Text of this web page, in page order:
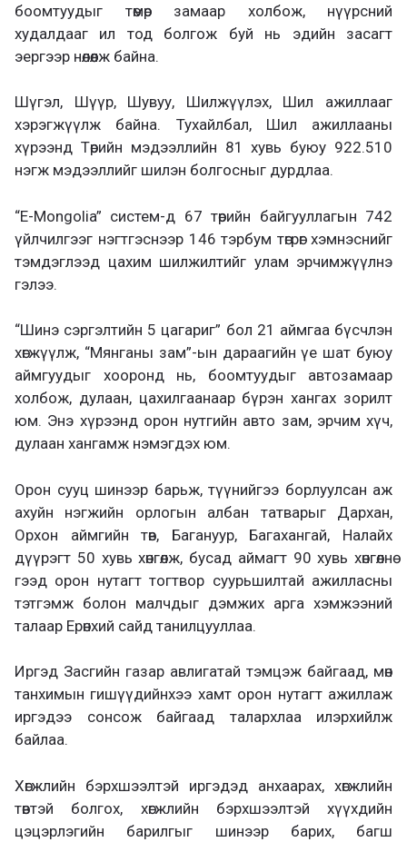
боомтуудыг төмөр замаар холбож, нүүрсний
худалдааг ил тод болгож буй нь эдийн засагт
эергээр нөлөөлж байна.
Шүгэл, Шүүр, Шувуу, Шилжүүлэх, Шил ажиллааг
хэрэгжүүлж байна. Тухайлбал, Шил ажиллааны
хүрээнд Төрийн мэдээллийн 81 хувь буюу 922.510
нэгж мэдээллийг шилэн болгосныг дурдлаа.
“E-Mongolia” систем-д 67 төрийн байгууллагын 742
үйлчилгээг нэгтгэснээр 146 тэрбум төгрөг хэмнэснийг
тэмдэглээд цахим шилжилтийг улам эрчимжүүлнэ
гэлээ.
“Шинэ сэргэлтийн 5 цагариг” бол 21 аймгаа бүсчлэн
хөгжүүлж, “Мянганы зам”-ын дараагийн үе шат буюу
аймгуудыг хооронд нь, боомтуудыг автозамаар
холбож, дулаан, цахилгаанаар бүрэн хангах зорилт
юм. Энэ хүрээнд орон нутгийн авто зам, эрчим хүч,
дулаан хангамж нэмэгдэх юм.
Орон сууц шинээр барьж, түүнийгээ борлуулсан аж
ахуйн нэгжийн орлогын албан татварыг Дархан,
Орхон аймгийн төв, Багануур, Багахангай, Налайх
дүүрэгт 50 хувь хөнгөлж, бусад аймагт 90 хувь хөнгөлнө
гээд орон нутагт тогтвор суурьшилтай ажилласны
тэтгэмж болон малчдыг дэмжих арга хэмжээний
талаар Ерөнхий сайд танилцууллаа.
Иргэд Засгийн газар авлигатай тэмцэж байгаад, мөн
танхимын гишүүдийнхээ хамт орон нутагт ажиллаж
иргэдээ сонсож байгаад талархлаа илэрхийлж
байлаа.
Хөгжлийн бэрхшээлтэй иргэдэд анхаарах, хөгжлийн
төвтэй болгох, хөгжлийн бэрхшээлтэй хүүхдийн
цэцэрлэгийн барилгыг шинээр барих, багш